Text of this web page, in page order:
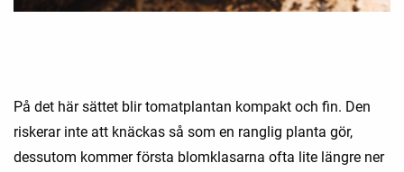
På det här sättet blir tomatplantan kompakt och fin. Den
riskerar inte att knäckas så som en ranglig planta gör,
dessutom kommer första blomklasarna ofta lite längre ner